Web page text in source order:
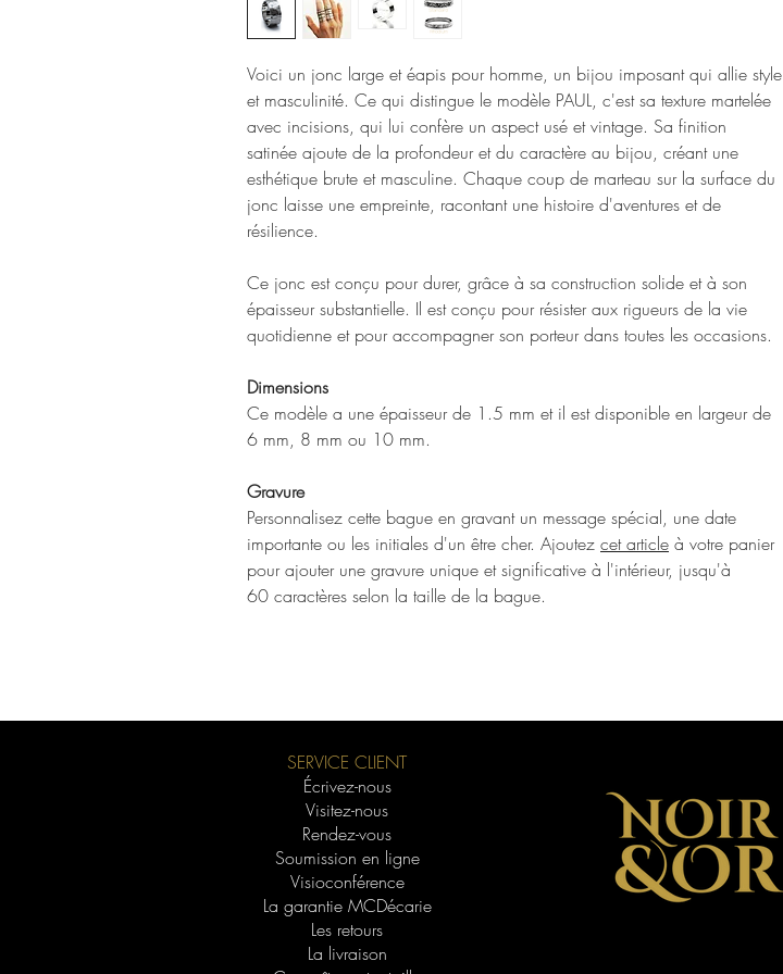
Voici un jonc large et éapis pour homme, un bijou imposant qui allie style
et masculinité. Ce qui distingue le modèle PAUL, c'est sa texture martelée
avec incisions, qui lui confère un aspect usé et vintage. Sa finition
satinée ajoute de la profondeur et du caractère au bijou, créant une
esthétique brute et masculine. Chaque coup de marteau sur la surface du
jonc laisse une empreinte, racontant une histoire d'aventures et de
résilience.
Ce jonc est conçu pour durer, grâce à sa construction solide et à son
épaisseur substantielle. Il est conçu pour résister aux rigueurs de la vie
quotidienne et pour accompagner son porteur dans toutes les occasions.
Dimensions
Ce modèle a une épaisseur de 1.5 mm et il est disponible en largeur de
6 mm, 8 mm ou 10 mm.
Gravure
Personnalisez cette bague en gravant un message spécial, une date
importante ou les initiales d'un être cher. Ajoutez cet article à votre panier
pour ajouter une gravure unique et significative à l'intérieur, jusqu'à
60 caractères selon la taille de la bague.
SERVICE CLIENT
Écrivez-nous
Visitez-nous
Rendez-vous
Soumission en ligne
Visioconférence
La garantie MCDécarie
Les retours
La livraison